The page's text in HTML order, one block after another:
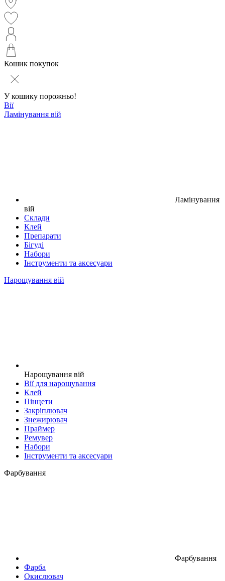
Кошик покупок
У кошику порожньо!
Вії
Ламінування вій
Ламінування
вій
Склади
Клей
Препарати
Бігуді
Набори
Інструменти та аксесуари
Нарощування вій
Нарощування вій
Вії для нарощування
Клей
Пінцети
Закріплювач
Знежирювач
Праймер
Ремувер
Набори
Інструменти та аксесуари
Фарбування
Фарбування
Фарба
Окислювач